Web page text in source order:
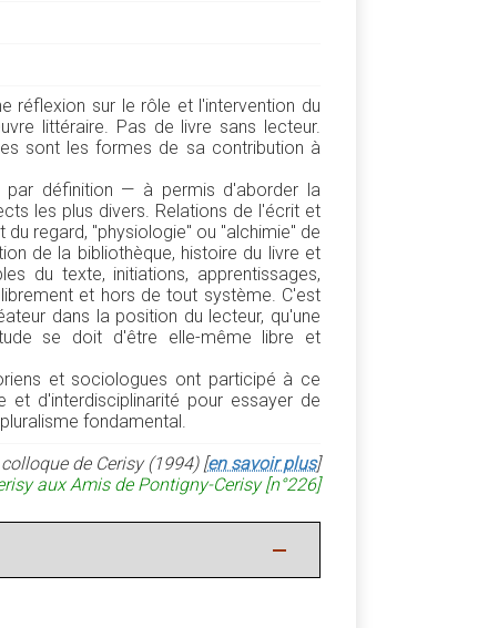
réflexion sur le rôle et l'intervention du
littéraire. Pas de livre sans lecteur.
sont les formes de sa contribution à
définition — à permis d'aborder la
les plus divers. Relations de l'écrit et
regard, "physiologie" ou "alchimie" de
de la bibliothèque, histoire du livre et
du texte, initiations, apprentissages,
et hors de tout système. C'est
dans la position du lecteur, qu'une
se doit d'être elle-même libre et
et sociologues ont participé à ce
d'interdisciplinarité pour essayer de
fondamental.
de Cerisy (1994) [en savoir plus]
aux Amis de Pontigny-Cerisy [n°226]